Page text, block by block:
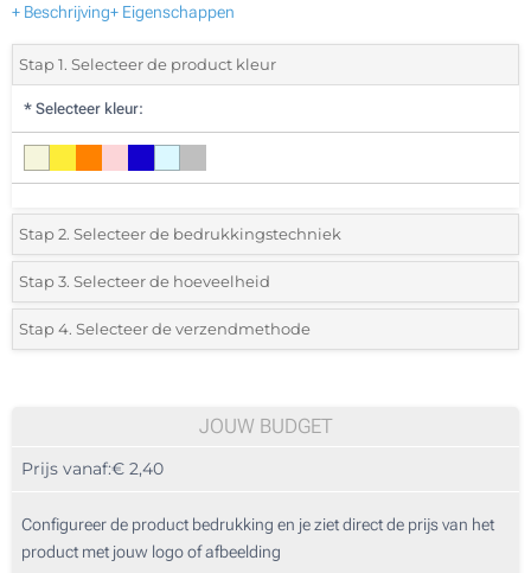
+ Beschrijving+ Eigenschappen
Stap 1. Selecteer de product kleur
* Selecteer kleur:
Stap 2. Selecteer de bedrukkingstechniek
*Selecteer de bedrukking en kleuren van het logo:
1 Kleur (Aan een kant)
Stap 3. Selecteer de hoeveelheid
*Selecteer uit de lijst of voeg het gewenste aantal in
50
250
Stap 4. Selecteer de verzendmethode
JOUW BUDGET
Prijs vanaf:€ 2,40
Configureer de product bedrukking en je ziet direct de prijs van het
product met jouw logo of afbeelding